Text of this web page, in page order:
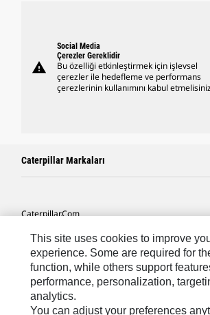
warning
Social Media
Çerezler Gereklidir
Bu özelliği etkinleştirmek için işlevsel
çerezler ile hedefleme ve performans
çerezlerinin kullanımını kabul
Caterpillar Markaları
Caterpillar.com
Caterpillar Müşteri Hizmetleri Ve Iletişim
Site Haritası
Cookie Settings
Yasal
This site uses cookies to improve
experience. Some are required for
function, while others support
performance, personalization,
analytics.
You can adjust your preferences